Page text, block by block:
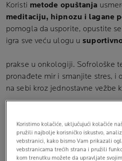
Koristi metode opuštanja
meditaciju, hipnozu i lagane
pomogla da usporite, opustite
igra sve veću ulogu u
prakse u onkologiji. Sofrološke
pronađete mir i smanjite stres, i
na sebi kroz jednostavne vežbe
Koristimo kolačiće, uključujući kolačiće
pružili najbolje korisničko iskustvo,
vebstranici, kako bismo Vam prikazali
vebstranicama trećih strana i pružili
kom trenutku možete da upravljate